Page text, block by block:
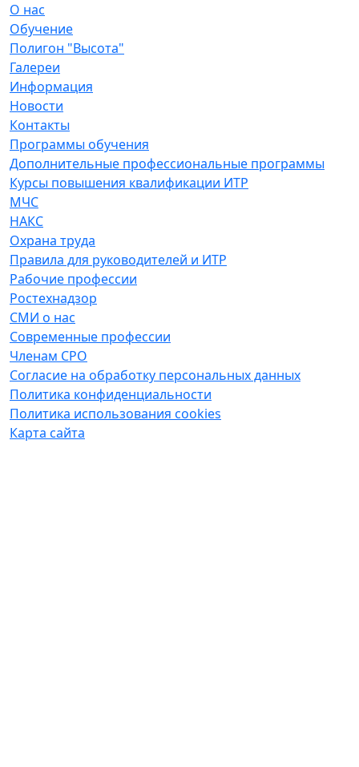
О нас
Обучение
Полигон "Высота"
Галереи
Информация
Новости
Контакты
Программы обучения
Дополнительные профессиональные программы
Курсы повышения квалификации ИТР
МЧС
НАКС
Охрана труда
Правила для руководителей и ИТР
Рабочие профессии
Ростехнадзор
СМИ о нас
Современные профессии
Членам СРО
Согласие на обработку персональных данных
Политика конфиденциальности
Политика использования cookies
Карта сайта